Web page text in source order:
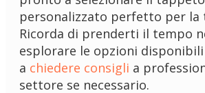
personalizzato perfetto per la
Ricorda di prenderti il tempo
esplorare le opzioni
a chiedere consigli a
settore se necessario.